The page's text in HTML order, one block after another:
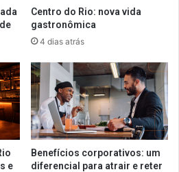
Centro do Rio: nova vida
gastronômica
4 dias atrás
e
Benefícios corporativos: um
diferencial para atrair e reter